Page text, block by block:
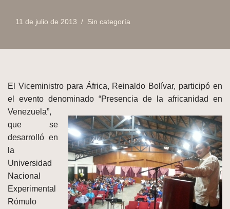
11 de julio de 2013 Sin categoría
El Viceministro para África, Reinaldo Bolívar, participó en
el evento denominado “Presencia de la africanidad en
Venezuela”,
que se
desarrolló en
la
Universidad
Nacional
Experimental
Rómulo